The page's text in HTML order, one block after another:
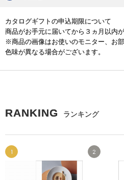
カタログギフトの申込期限について
商品がお手元に届いてから３ヵ月以内
※商品の画像はお使いのモニター、お
色味が異なる場合がございます。
RANKING ランキング
1 2